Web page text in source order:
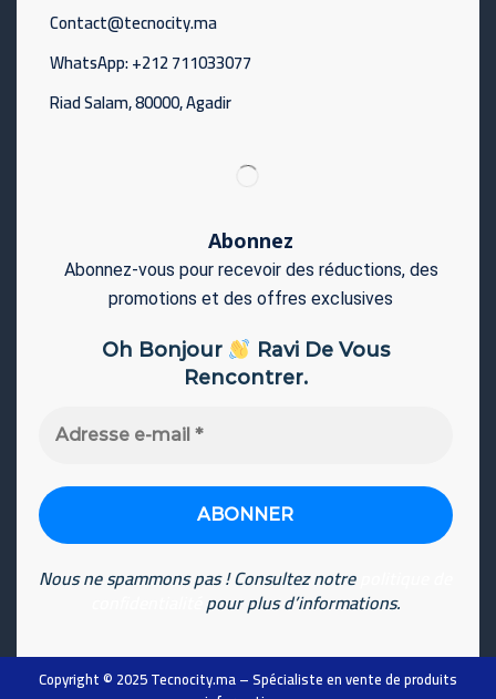
Contact@tecnocity.ma
WhatsApp: +212 711033077
Riad Salam, 80000, Agadir
Abonnez
Abonnez-vous pour recevoir des réductions, des
promotions et des offres exclusives
Oh Bonjour
Ravi De Vous
Rencontrer.
Nous ne spammons pas ! Consultez notre
pour plus d’informations.
Copyright © 2025Tecnocity.ma– Spécialiste en vente de produits